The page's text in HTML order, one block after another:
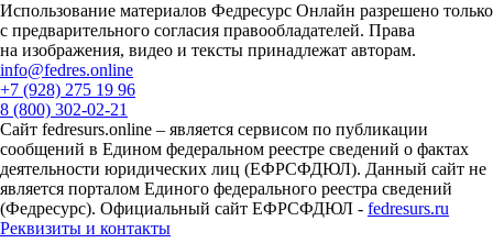
Использование материалов Федресурс Онлайн разрешено только
с предварительного согласия правообладателей. Права
на изображения, видео и тексты принадлежат авторам.
info@fedres.online
+7 (928) 275 19 96
8 (800) 302-02-21
Сайт fedresurs.online – является сервисом по публикации
сообщений в Едином федеральном реестре сведений о фактах
деятельности юридических лиц (ЕФРСФДЮЛ). Данный сайт не
является порталом Единого федерального реестра сведений
(Федресурс). Официальный сайт ЕФРСФДЮЛ - fedresurs.ru
Реквизиты и контакты